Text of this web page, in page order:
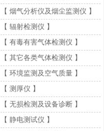
【 烟气分析仪及烟尘监测仪 】
【 辐射检测仪 】
【 有毒有害气体检测仪 】
【 其它各类气体检测仪 】
【 环境监测及空气质量 】
【 测厚仪 】
【 无损检测及设备诊断 】
【 静电测试仪 】